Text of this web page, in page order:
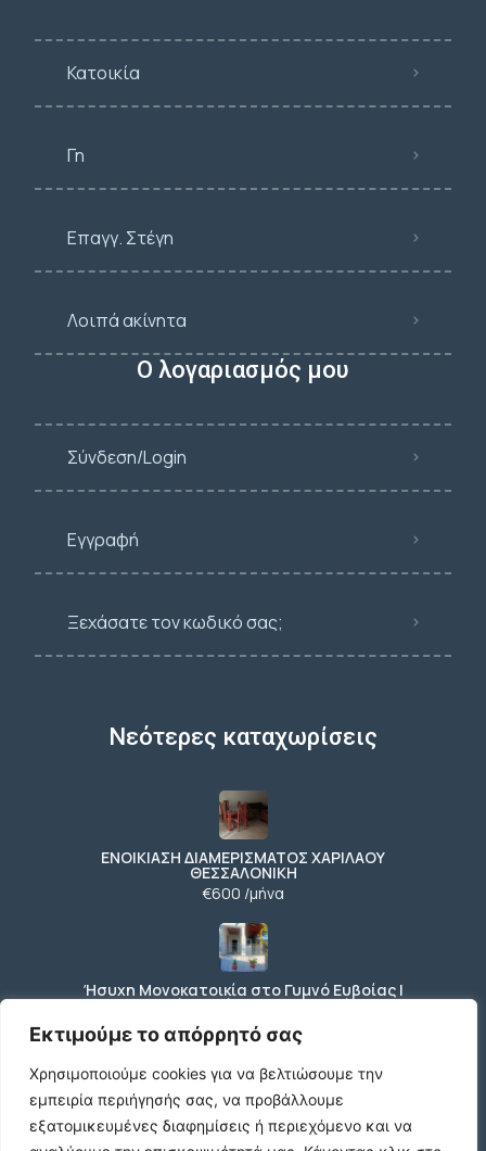
Εκτιμούμε το απόρρητό σας
Χρησιμοποιούμε cookies για να βελτιώσουμε την
εμπειρία περιήγησής σας, να προβάλλουμε
εξατομικευμένες διαφημίσεις ή περιεχόμενο και να
Κατοικία
Γη
Επαγγ. Στέγη
Λοιπά ακίνητα
Ο λογαριασμός μου
Σύνδεση/Login
Εγγραφή
Ξεχάσατε τον κωδικό σας;
Νεότερες καταχωρίσεις
ΕΝΟΙΚΙΑΣΗ ΔΙΑΜΕΡΙΣΜΑΤΟΣ ΧΑΡΙΛΑΟΥ
ΘΕΣΣΑΛΟΝΙΚΗ
€600 /μήνα
Ήσυχη Μονοκατοικία στο Γυμνό Ευβοίας |
Κοντά σε Θάλασσα & Βουνό
€52 /μήνα
ΕΝΟΙΚΙΑΣΗ ΔΙΑΜΕΡΙΣΜΑΤΟΣ ΧΑΡΙΛΑΟΥ
ΘΕΣΣΑΛΟΝΙΚΗ